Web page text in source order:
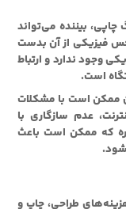
بیننده می‌تواند
فیزیکی از آن بدست
وجود ندارد و ارتباط
است.
ممکن است با مشکلات
عدم سازگاری با
که ممکن است باعث
شود.
طراحی، چاپ و